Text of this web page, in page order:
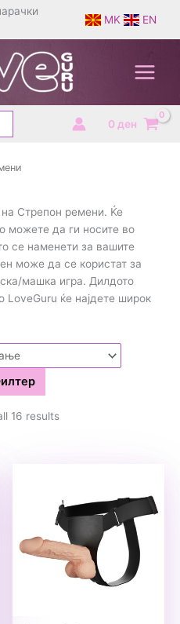
MK EN
0 ден
Стрепон ремени. Ќе
можете да ги носите во
се наменети за вашите
може да се користат за
машка игра. Дилдото
LoveGuru ќе најдете широк
16 results